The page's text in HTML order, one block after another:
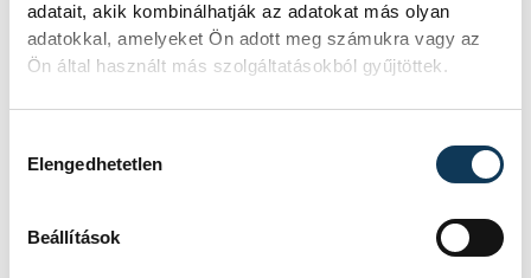
adatait, akik kombinálhatják az adatokat más olyan
adatokkal, amelyeket Ön adott meg számukra vagy az
Ön által használt más szolgáltatásokból gyűjtöttek.
Elengedhetetlen
Beállítások
Férfi kézilabda ifjúsági
Eb: hatodik lett a
magyar válogatott
A magyar férfi ifjúsági kézilabda-
mivel 35-31-re kikapott Izlandtól a